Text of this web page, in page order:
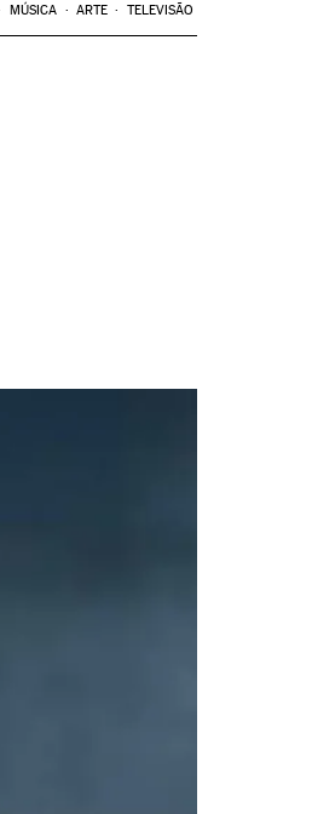
MÚSICA ARTE TELEVISÃO